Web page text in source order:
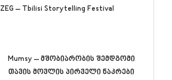
ZEG – Tbilisi Storytelling Festival
Mumsy – მშობიარობის შემდგომი
თავის მოვლის პირველი ნაკრები